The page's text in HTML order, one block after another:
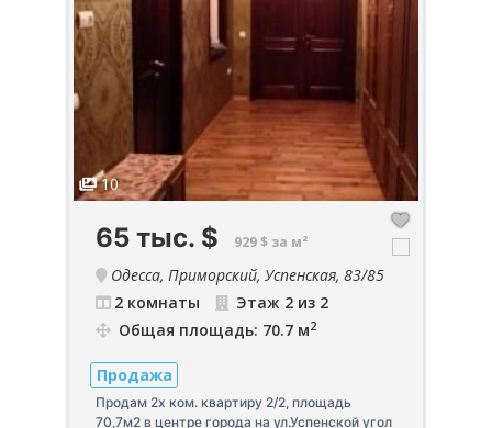
10
65 тыс. $ 929 $ за м²
Одесса, Приморский, Успенская, 83/85
2 комнаты
Этаж 2 из 2
Общая площадь: 70.7 м2
Продажа
Продам 2х ком. квартиру 2/2, площадь
70,7м2 в центре города на ул.Успенской угол